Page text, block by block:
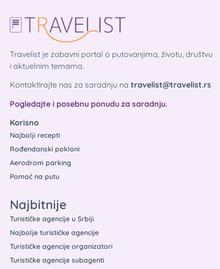
Travelist je zabavni portal o putovanjima, životu, društvu
i aktuelnim temama.
Kontaktirajte nas za saradnju na travelist@travelist.rs
Pogledajte i posebnu ponudu za saradnju.
Korisno
Najbolji recepti
Rođendanski pokloni
Aerodrom parking
Pomoć na putu
Najbitnije
Turističke agencije u Srbiji
Najbolje turističke agencije
Turističke agencije organizatori
Turističke agencije subagenti